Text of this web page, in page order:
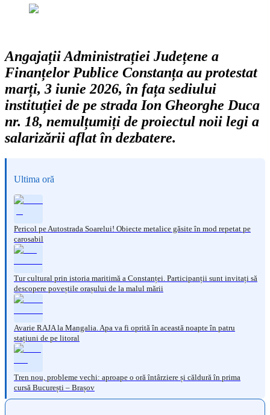
Angajații Administrației Județene a
Finanțelor Publice Constanța au protestat
marți, 3 iunie 2026, în fața sediului
instituției de pe strada Ion Gheorghe Duca
nr. 18, nemulțumiți de proiectul noii legi a
salarizării aflat în dezbatere.
Ultima oră
Pericol pe Autostrada Soarelui! Obiecte metalice găsite în mod repetat pe
carosabil
Tur cultural prin istoria maritimă a Constanței. Participanții sunt invitați să
descopere poveștile orașului de la malul mării
Avarie RAJA la Mangalia. Apa va fi oprită în această noapte în patru
stațiuni de pe litoral
Tren nou, probleme vechi: aproape o oră întârziere și căldură în prima
cursă București – Brașov